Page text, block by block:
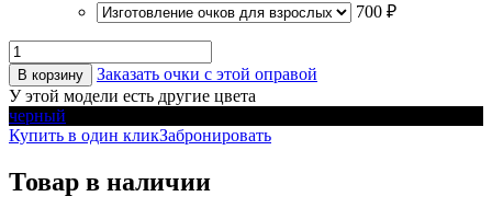
700 ₽
В корзину
Заказать очки с этой оправой
У этой модели есть другие цвета
черный
Купить в один кликЗабронировать
Товар в наличии